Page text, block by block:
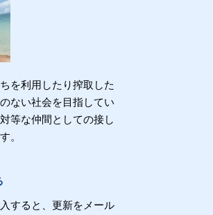
を利用したり搾取した
ない社会を目指してい
等な仲間としての接し
。
すると、更新をメール